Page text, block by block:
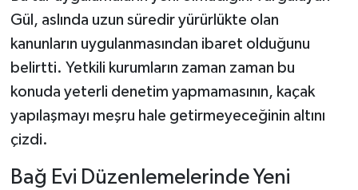
Gül, aslında uzun süredir yürürlükte olan
kanunların uygulanmasından ibaret olduğunu
belirtti. Yetkili kurumların zaman zaman bu
konuda yeterli denetim yapmamasının, kaçak
yapılaşmayı meşru hale getirmeyeceğinin altını
çizdi.
Bağ Evi Düzenlemelerinde Yeni